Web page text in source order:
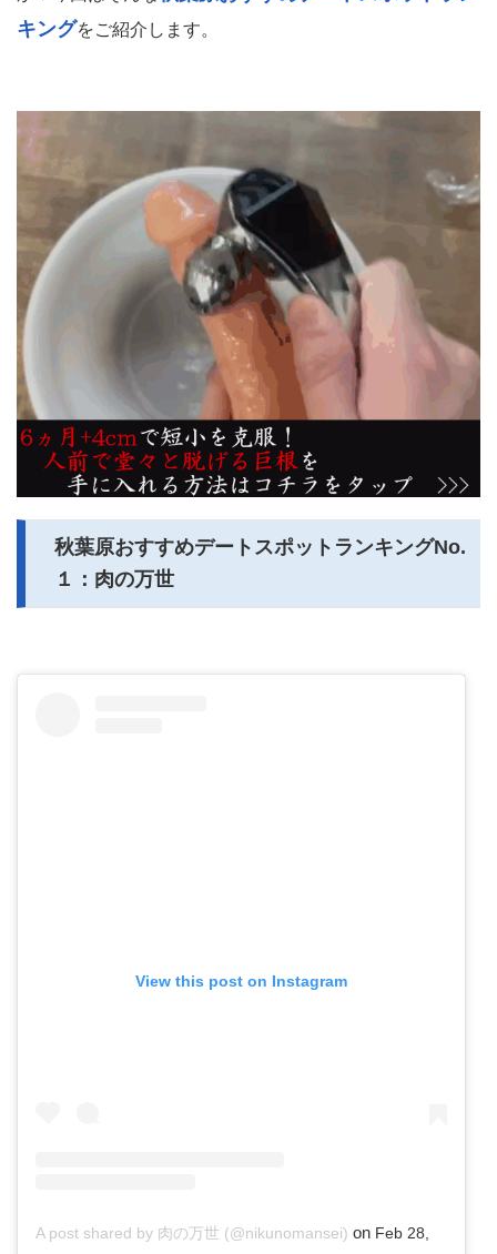
キングをご紹介します。
秋葉原おすすめデートスポットランキングNo.
１：肉の万世
View this post on Instagram
A post shared by 肉の万世 (@nikunomansei) on Feb 28,